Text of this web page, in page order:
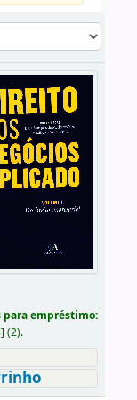
empréstimo:
] (2).